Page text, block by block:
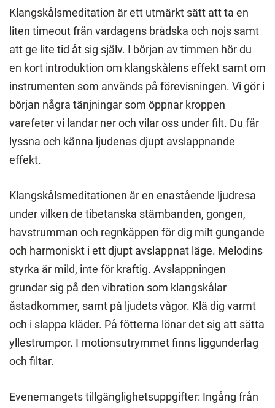
Klangskålsmeditation är ett utmärkt sätt att ta en
liten timeout från vardagens brådska och nojs samt
att ge lite tid åt sig själv. I början av timmen hör du
en kort introduktion om klangskålens effekt samt om
instrumenten som används på förevisningen. Vi gör i
början några tänjningar som öppnar kroppen
varefeter vi landar ner och vilar oss under filt. Du får
lyssna och känna ljudenas djupt avslappnande
effekt.
Klangskålsmeditationen är en enastående ljudresa
under vilken de tibetanska stämbanden, gongen,
havstrumman och regnkäppen för dig milt gungande
och harmoniskt i ett djupt avslappnat läge. Melodins
styrka är mild, inte för kraftig. Avslappningen
grundar sig på den vibration som klangskålar
åstadkommer, samt på ljudets vågor. Klä dig varmt
och i slappa kläder. På fötterna lönar det sig att sätta
yllestrumpor. I motionsutrymmet finns liggunderlag
och filtar.
Evenemangets tillgänglighetsuppgifter: Ingång från